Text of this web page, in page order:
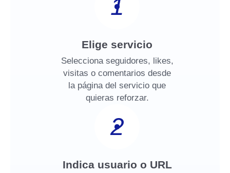
1
Elige servicio
Selecciona seguidores, likes,
visitas o comentarios desde
la página del servicio que
quieras reforzar.
2
Indica usuario o URL